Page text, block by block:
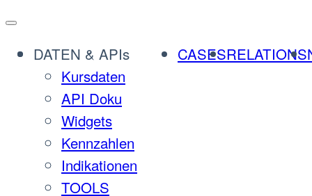
Zum
springen
DATEN & APIs
Kursdaten
API Doku
Widgets
Kennzahlen
Indikationen
TOOLS
CASESRELATIONS